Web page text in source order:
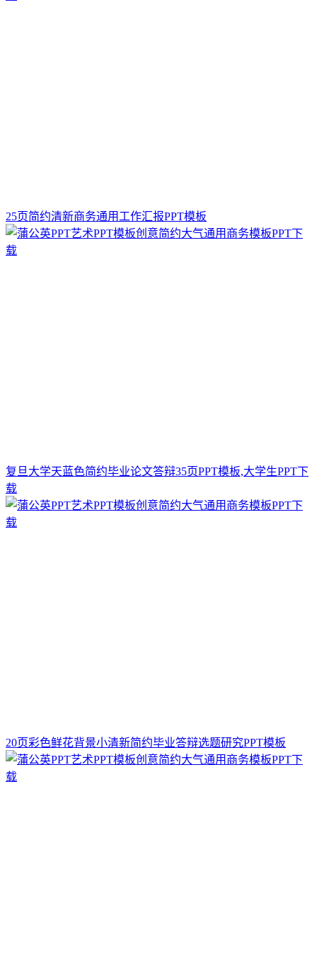
25页简约清新商务通用工作汇报PPT模板
复旦大学天蓝色简约毕业论文答辩35页PPT模板,大学生PPT下
载
20页彩色鲜花背景小清新简约毕业答辩选题研究PPT模板